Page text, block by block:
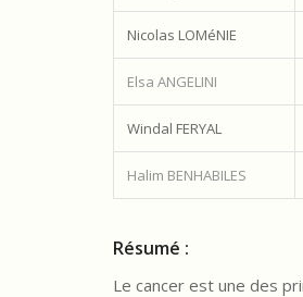
Nicolas LOMéNIE
Elsa ANGELINI
Windal FERYAL
Halim BENHABILES
Résumé :
Le cancer est une des